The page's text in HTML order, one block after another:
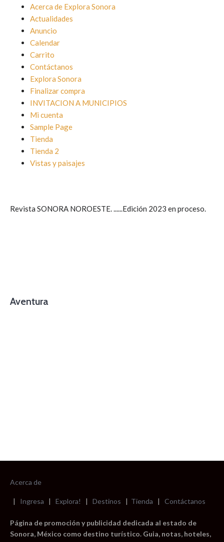
Acerca de Explora Sonora
Actualidades
Anuncio
Calendar
Carrito
Contáctanos
Explora Sonora
Finalizar compra
INVITACION A MUNICIPIOS
Mi cuenta
Sample Page
Tienda
Tienda 2
Vistas y paisajes
Revista SONORA NOROESTE. ......Edición 2023 en proceso.
Aventura
Acerca de
| Ingresa | Explora! | Destinos | Tienda | Contáctanos
Página de promoción y publicidad dedicada al estado de
Sonora, México como destino turístico. Guia, notas, hoteles,